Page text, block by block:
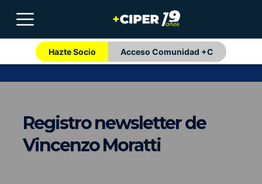
Hazte Socio Acceso Comunidad +C
Registro newsletter de
Vincenzo Moratti